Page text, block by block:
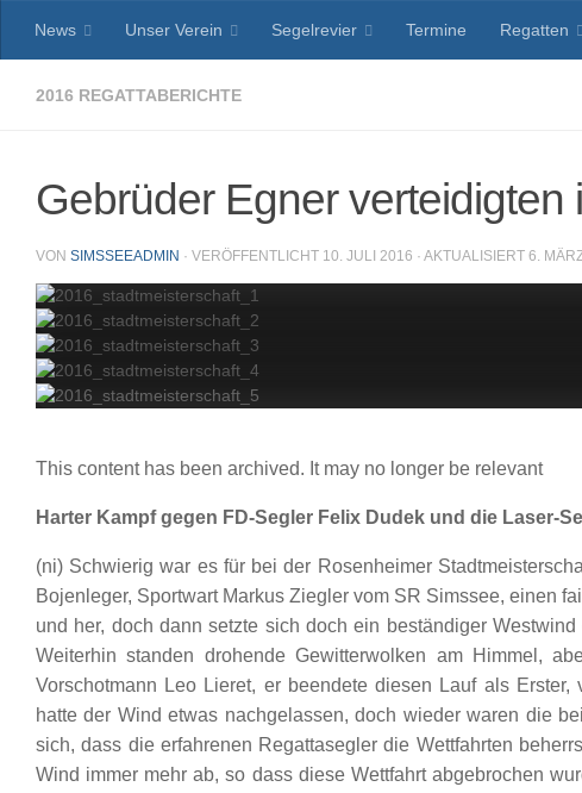
Zum Inhalt springen
News Unser Verein Segelrevier Termine Regatten
2016 REGATTABERICHTE
Gebrüder Egner verteidigten
VON SIMSSEEADMIN · VERÖFFENTLICHT 10. JULI 2016 · AKTUALISIERT 6.
This content has been archived. It may no longer be relevant
Harter Kampf gegen FD-Segler Felix Dudek und die Laser-
(ni) Schwierig war es für bei der Rosenheimer
Bojenleger, Sportwart Markus Ziegler vom SR Simssee, einen
und her, doch dann setzte sich doch ein beständiger
Weiterhin standen drohende Gewitterwolken am Himmel,
Vorschotmann Leo Lieret, er beendete diesen Lauf als
hatte der Wind etwas nachgelassen, doch wieder waren die
sich, dass die erfahrenen Regattasegler die Wettfahrten
Wind immer mehr ab, so dass diese Wettfahrt abgebrochen